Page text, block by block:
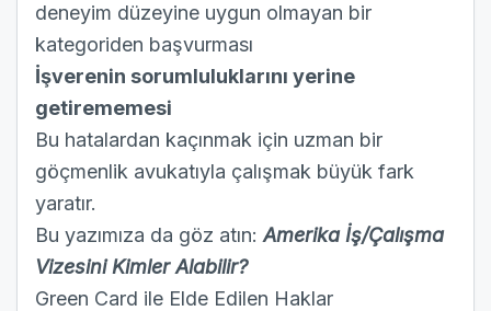
deneyim düzeyine uygun olmayan bir
kategoriden başvurması
İşverenin sorumluluklarını yerine
getirememesi
Bu hatalardan kaçınmak için uzman bir
göçmenlik avukatıyla çalışmak büyük fark
yaratır.
Bu yazımıza da göz atın: Amerika İş/Çalışma
Vizesini Kimler Alabilir?
Green Card ile Elde Edilen Haklar